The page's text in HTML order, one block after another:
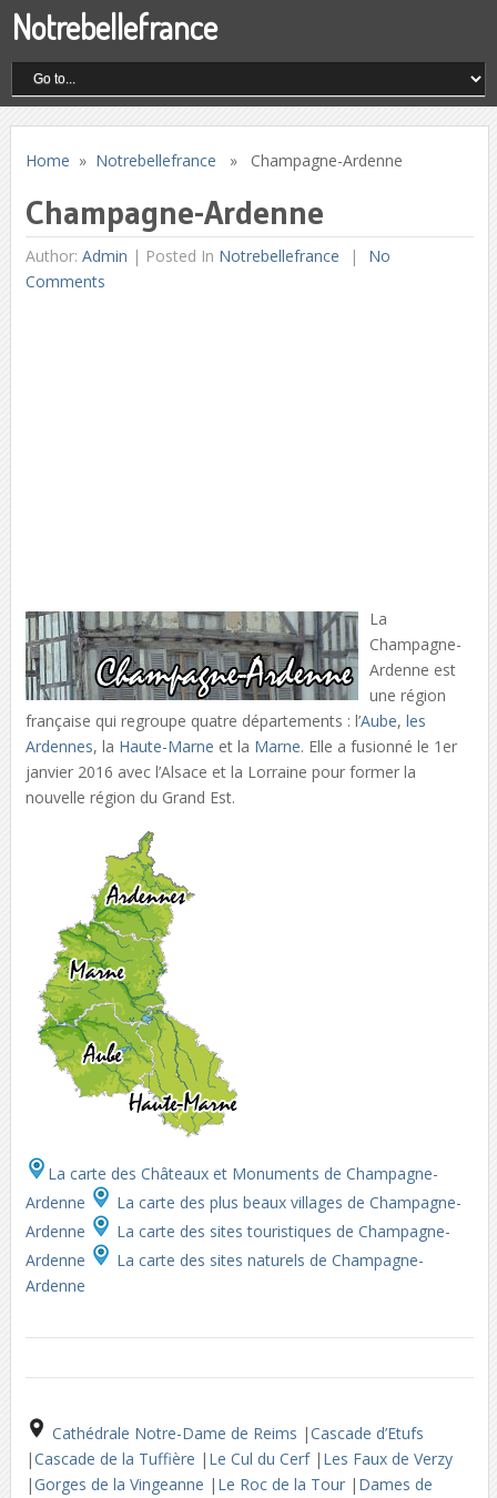
Notrebellefrance
Home » Notrebellefrance » Champagne-Ardenne
Champagne-Ardenne
Author: Admin | Posted In Notrebellefrance
No
Comments
La
Champagne-
Ardenne est
une région
française qui regroupe quatre départements : l’Aube, les
Ardennes, la Haute-Marne et la Marne. Elle a fusionné le 1er
janvier 2016 avec l’Alsace et la Lorraine pour former la
nouvelle région du Grand Est.
La carte des Châteaux et Monuments de Champagne-
Ardenne
La carte des plus beaux villages de Champagne-
Ardenne
La carte des sites touristiques de Champagne-
Ardenne
La carte des sites naturels de Champagne-
Ardenne
Cathédrale Notre-Dame de Reims |Cascade d’Etufs
|Cascade de la Tuffière | Le Cul du Cerf | Les Faux de Verzy
|Gorges de la Vingeanne | Le Roc de la Tour | Dames de